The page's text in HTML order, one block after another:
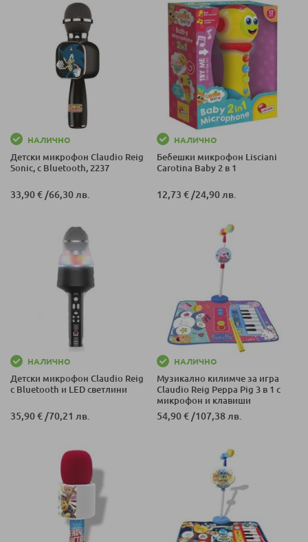
НАЛИЧНО
Детски микрофон Claudio Reig
Sonic, с Bluetooth, 2237
33,90 € /66,30 лв.
НАЛИЧНО
Бебешки микрофон Lisciani
Carotina Baby 2 в 1
12,73 € /24,90 лв.
НАЛИЧНО
Детски микрофон Claudio Reig
с Bluetooth и LED светлини
35,90 €/70,21 лв.
НАЛИЧНО
Mузикално килимче за игра
Claudio Reig Peppa Pig 3 в 1 с
микрофон и клавиши
54,90 €/107,38 лв.